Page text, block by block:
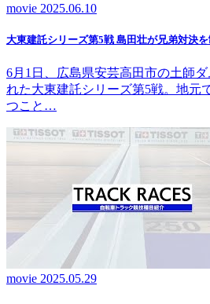
movie 2025.06.10
大東建託シリーズ第5戦 島田壮が兄弟対決
6月1日、広島県安芸高田市の土師
れた大東建託シリーズ第5戦。地元
つこと…
movie 2025.05.29